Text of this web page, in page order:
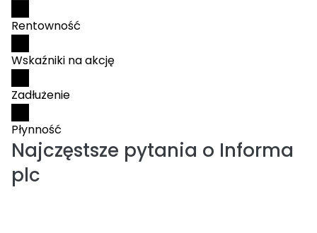
Rentowność
Wskaźniki na akcję
Zadłużenie
Płynność
Najczęstsze pytania o Informa
plc